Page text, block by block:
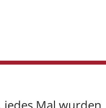
jedes Mal wurden